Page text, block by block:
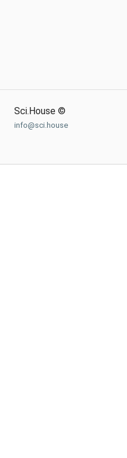
Sci.House ©
info@sci.house